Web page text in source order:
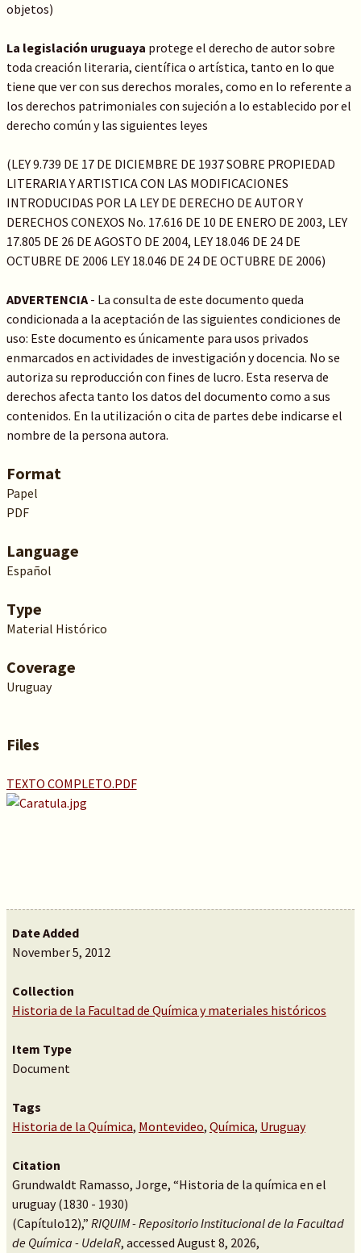
objetos)
La legislación uruguaya protege el derecho de autor sobre
toda creación literaria, científica o artística, tanto en lo que
tiene que ver con sus derechos morales, como en lo referente a
los derechos patrimoniales con sujeción a lo establecido por el
derecho común y las siguientes leyes
(LEY 9.739 DE 17 DE DICIEMBRE DE 1937 SOBRE PROPIEDAD
LITERARIA Y ARTISTICA CON LAS MODIFICACIONES
INTRODUCIDAS POR LA LEY DE DERECHO DE AUTOR Y
DERECHOS CONEXOS No. 17.616 DE 10 DE ENERO DE 2003, LEY
17.805 DE 26 DE AGOSTO DE 2004, LEY 18.046 DE 24 DE
OCTUBRE DE 2006 LEY 18.046 DE 24 DE OCTUBRE DE 2006)
ADVERTENCIA- La consulta de este documento queda
condicionada a la aceptación de las siguientes condiciones de
uso: Este documento es únicamente para usos privados
enmarcados en actividades de investigación y docencia. No se
autoriza su reproducción con fines de lucro. Esta reserva de
derechos afecta tanto los datos del documento como a sus
contenidos. En la utilización o cita de partes debe indicarse el
nombre de la persona autora.
Format
Papel
PDF
Language
Español
Type
Material Histórico
Coverage
Uruguay
Files
TEXTO COMPLETO.PDF
Date Added
November 5, 2012
Collection
Historia de la Facultad de Química y materiales históricos
Item Type
Document
Tags
Historia de la Química, Montevideo, Química, Uruguay
Citation
Grundwaldt Ramasso, Jorge, “Historia de la química en el
uruguay (1830 - 1930)
(Capítulo12),” RIQUIM - Repositorio Institucional de la Facultad
de Química - UdelaR, accessed August 8, 2026,